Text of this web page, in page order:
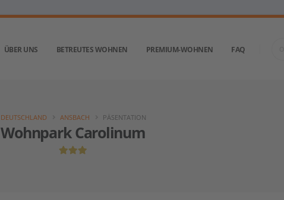
ÜBER UNS BETREUTES WOHNEN PREMIUM-WOHNEN FAQ
Wohnpark Carolinum
DEUTSCHLAND ANSBACH PÄSENTATION